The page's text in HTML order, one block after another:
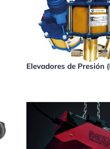
Elevadores de Presión